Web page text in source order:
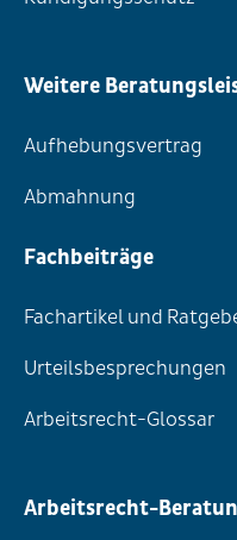
Weitere
Aufhebungsvertrag
Abmahnung
Fachbeiträge
Fachartikel und
Urteilsbesprechungen
Arbeitsrecht-Glossar
Arbeitsrecht-